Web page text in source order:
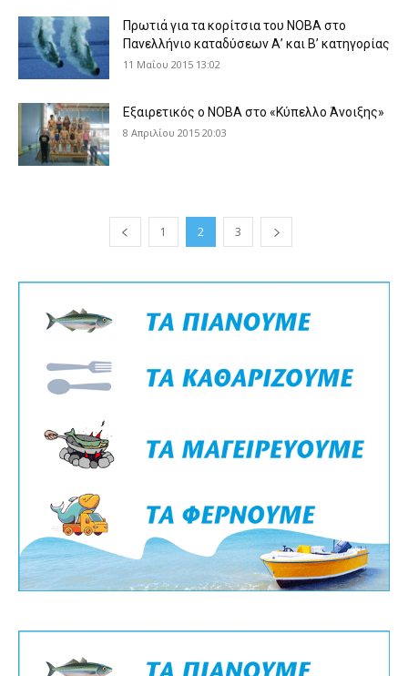
Πρωτιά για τα κορίτσια του ΝΟΒΑ στο
Πανελλήνιο καταδύσεων Α’ και Β’ κατηγορίας
11 Μαΐου 2015 13:02
Εξαιρετικός ο ΝΟΒΑ στο «Κύπελλο Άνοιξης»
8 Απριλίου 2015 20:03
1 2 3